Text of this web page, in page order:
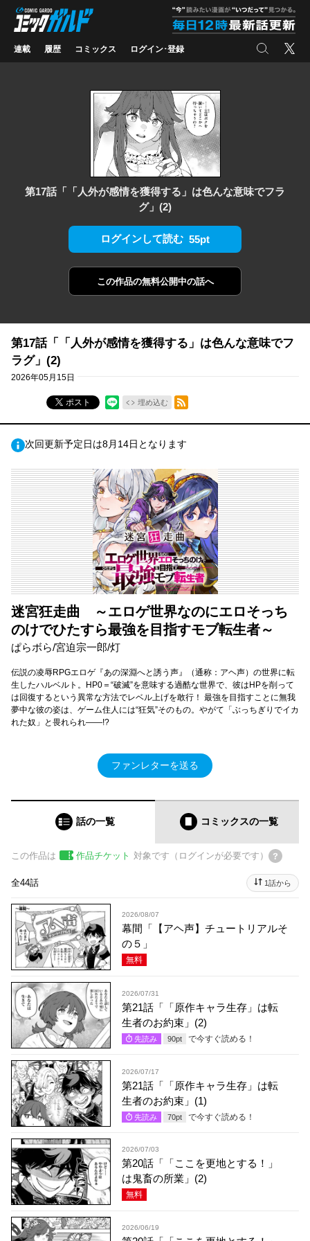
コミックガルド
連載 履歴 コミックス ログイン･登録 検索 X
第17話「「人外が感情を獲得する」は色んな意味でフラ
グ」(2)
ログインして読む 55pt
この作品の無料公開中の話へ
第17話「「人外が感情を獲得する」は色んな意味でフ
ラグ」(2)
2026年05月15日
ポスト 埋め込む
RSSフィード
次回更新予定日は8月14日となります
迷宮狂走曲 ～エロゲ世界なのにエロそっち
のけでひたすら最強を目指すモブ転生者～
ぱらボら/宮迫宗一郎/灯
伝説の凌辱RPGエロゲ『あの深淵へと誘う声』（通称：アヘ声）の世界に転
生したハルベルト。HP0＝“破滅”を意味する過酷な世界で、彼はHPを削って
は回復するという異常な方法でレベル上げを敢行！ 最強を目指すことに無我
夢中な彼の姿は、ゲーム住人には“狂気”そのもの。やがて「ぶっちぎりでイカ
れた奴」と畏れられ――!?
ファンレターを送る
話の一覧 コミックスの一覧
この作品は 作品チケット 対象です（ログインが必要です）
全44話 1話から
2026/08/07
幕間「【アヘ声】チュートリアルそ
の５」
無料
2026/07/31
第21話「「原作キャラ生存」は転
生者のお約束」(2)
先読み 90pt で今すぐ読める！
2026/07/17
第21話「「原作キャラ生存」は転
生者のお約束」(1)
先読み 70pt で今すぐ読める！
2026/07/03
第20話「「ここを更地とする！」
は鬼畜の所業」(2)
無料
2026/06/19